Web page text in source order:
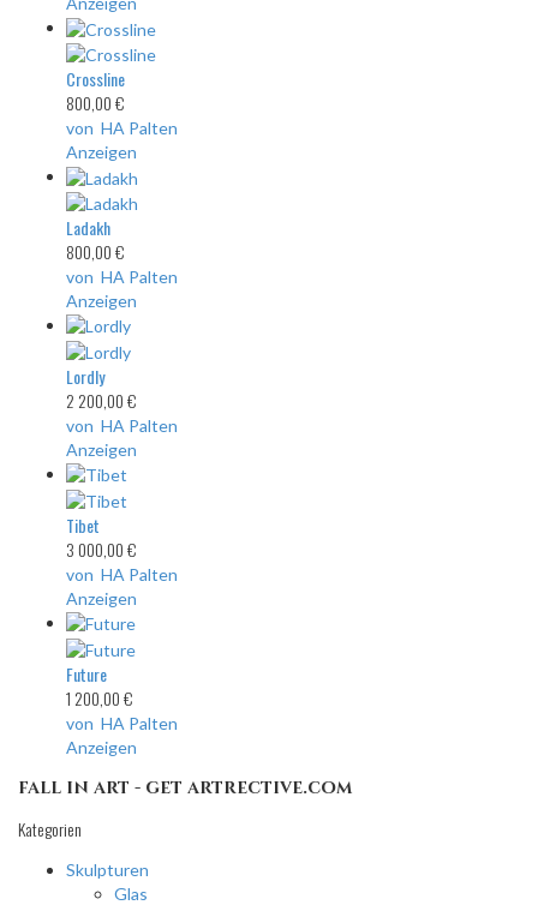
Crossline
800,00 €
von HA Palten
Anzeigen
Ladakh
800,00 €
von HA Palten
Anzeigen
Lordly
2 200,00 €
von HA Palten
Anzeigen
Tibet
3 000,00 €
von HA Palten
Anzeigen
Future
1 200,00 €
von HA Palten
Anzeigen
fall in art - get artrective.com
Kategorien
Skulpturen
Glas